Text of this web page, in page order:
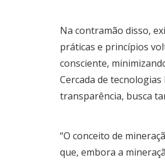
Na contramão disso,
práticas e princípios
consciente,
Cercada de
transparência, busca
“O conceito de
que, embora a